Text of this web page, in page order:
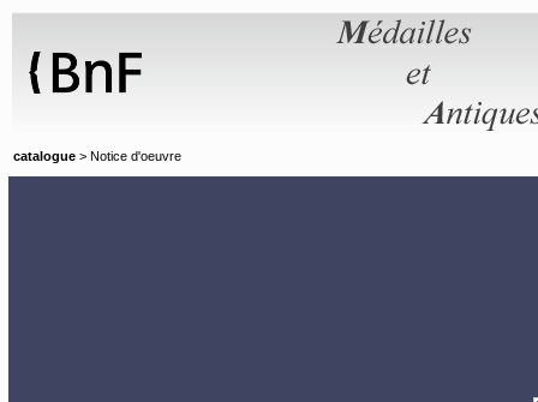
catalogue > Notice d'oeuvre